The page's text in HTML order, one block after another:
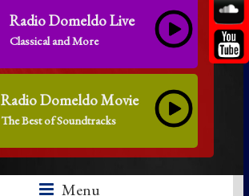
Radio Domeldo Live
Classical and More
Radio Domeldo Movie
The Best of Soundtracks
Menu